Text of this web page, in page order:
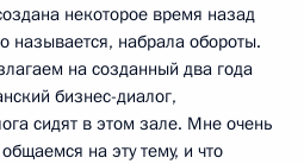
некоторое время назад
называется, набрала обороты.
на созданный два года
бизнес-диалог,
сидят в этом зале. Мне очень
на эту тему, и что